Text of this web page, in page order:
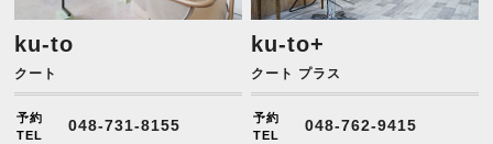
ku-to
クート
予約
TEL
048-731-8155
ku-to+
クート プラス
予約
TEL
048-762-9415